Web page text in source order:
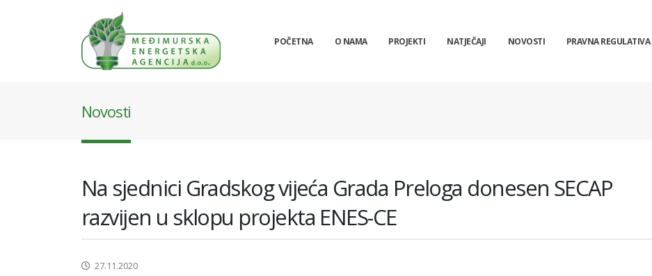
POČETNA O NAMA PROJEKTI NATJEČAJI NOVOSTI PRAVNA REGULATIVA
Novosti
Na sjednici Gradskog vijeća Grada Preloga donesen SECAP
razvijen u sklopu projekta ENES-CE
27.11.2020